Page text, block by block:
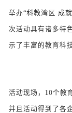
举办“科教湾区 成
次活动具有诸多特
示了丰富的教育科
活动现场，10个教
并且活动得到了各